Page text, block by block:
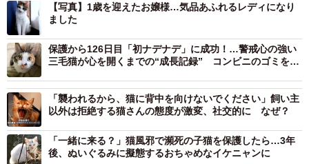
【写真】1歳を迎えたお嬢様…気品あふれるレディになり
ました
保護から126日目「初ナデナデ」に成功！…警戒心の強い
三毛猫が心を開くまでの“成長記録” コンビニのゴミをあ
「襲われるから、猫に背中を向けないでください」飼い主
以外は拒絶する猫さんの態度が激変、社交的に なぜ？
「一緒に来る？」猫風邪で瀕死の子猫を保護したら…3年
後、ぬいぐるみに擬態するおちゃめなイケニャンに